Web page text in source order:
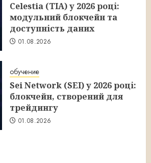
Celestia (TIA) у 2026 році:
модульний блокчейн та
доступність даних
01.08.2026
обучение
Sei Network (SEI) у 2026 році:
блокчейн, створений для
трейдингу
01.08.2026